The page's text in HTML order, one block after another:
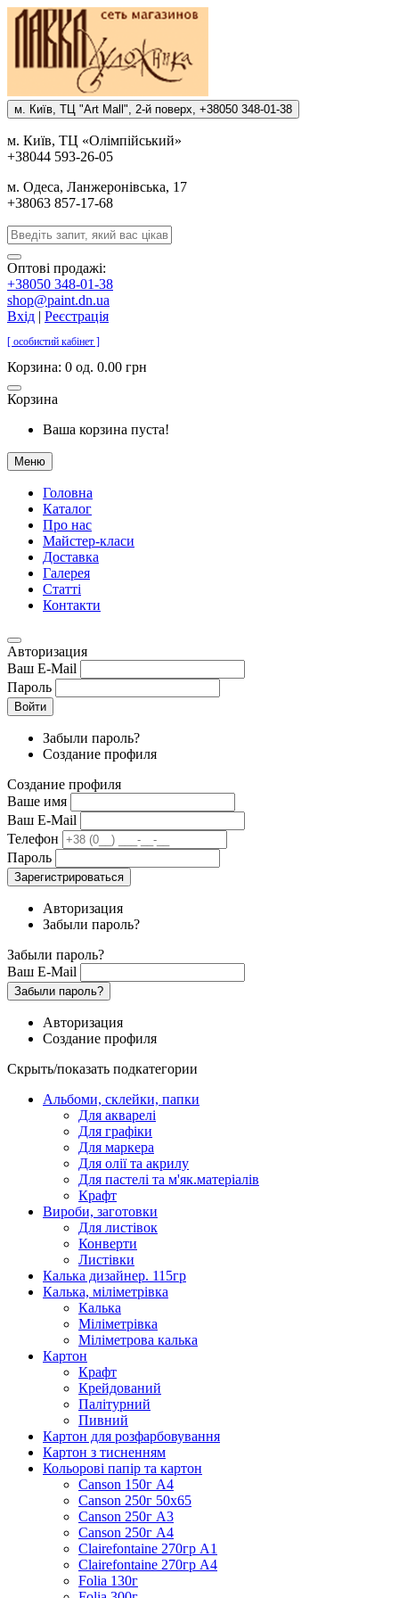
м. Киïв, ТЦ "Art Mall", 2-й поверх, +38050 348-01-38
м. Киïв, ТЦ «Олiмпiйський»
+38044 593-26-05
м. Одеса, Ланжеронiвська, 17
+38063 857-17-68
Оптові продажі:
+38050 348-01-38
shop@paint.dn.ua
Вхід | Реєстрація
[ особистий кабінет ]
Корзина: 0 од. 0.00 грн
Корзина
Ваша корзина пуста!
Меню
Головна
Каталог
Про нас
Майстер-класи
Доставка
Галерея
Статтi
Контакти
Авторизация
Ваш E-Mail
Пароль
Войти
Забыли пароль?
Создание профиля
Создание профиля
Ваше имя
Ваш E-Mail
Телефон
Пароль
Зарегистрироваться
Авторизация
Забыли пароль?
Забыли пароль?
Ваш E-Mail
Забыли пароль?
Авторизация
Создание профиля
Скрыть/показать подкатегории
Альбоми, склейки, папки
Для акварелі
Для графіки
Для маркера
Для олії та акрилу
Для пастелі та м'як.матеріалів
Крафт
Вироби, заготовки
Для листівок
Конверти
Листівки
Калька дизайнер. 115гр
Калька, міліметрівка
Калька
Міліметрівка
Міліметрова калька
Картон
Крафт
Крейдований
Палітурний
Пивний
Картон для розфарбовування
Картон з тисненням
Кольорові папір та картон
Canson 150г А4
Canson 250г 50х65
Canson 250г А3
Canson 250г А4
Clairefontaine 270гр А1
Clairefontaine 270гр А4
Folia 130г